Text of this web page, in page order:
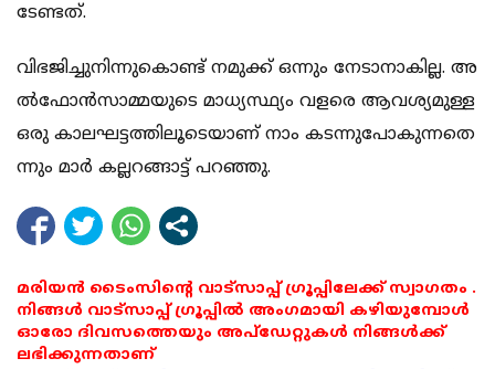
ടേ​​​​ണ്ട​​​​ത്.
വി​​​​ഭ​​​​ജി​​​​ച്ചു​​​നി​​​​ന്നു​​​​കൊ​​​​ണ്ട് ന​​​​മു​​​​ക്ക് ഒ​​​​ന്നും നേ​​​​ടാ​​​​നാ​​​​കി​​​​ല്ല. അ​​​​
ൽ​​​​ഫോ​​​​ൻ​​​​സാ​​​​മ്മ​​​​യു​​​​ടെ മാ​​​​ധ്യ​​​​സ്ഥ്യം വ​​​​ള​​​​രെ ആ​​​​വ​​​​ശ്യ​​​​മു​​​​ള്ള
ഒ​​​​രു കാ​​​​ല​​​​ഘ​​​​ട്ട​​​​ത്തി​​​​ലൂ​​​​ടെ​​​​യാ​​​​ണ് നാം ​​​​ക​​​​ട​​​​ന്നു​​​​പോ​​​​കു​​​​ന്ന​​​​തെ​​​​
ന്നും മാ​​​​ർ ക​​​​ല്ല​​​​റ​​​​ങ്ങാ​​​​ട്ട് പ​​​​റ​​​​ഞ്ഞു.
മരിയൻ ടൈംസിന്റെ വാട്സാപ്പ് ഗ്രൂപ്പിലേക്ക് സ്വാഗതം .
നിങ്ങൾ വാട്സാപ്പ് ഗ്രൂപ്പിൽ അംഗമായി കഴിയുമ്പോൾ
ഓരോ ദിവസത്തെയും അപ്ഡേറ്റുകൾ നിങ്ങൾക്ക്
ലഭിക്കുന്നതാണ്